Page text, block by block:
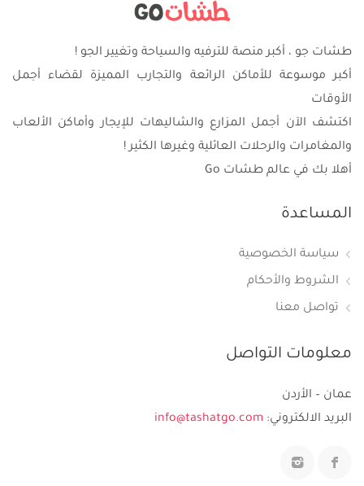
طشات جو ، أكبر منصة للترفيه والسياحة وتغيير الجو !
أكبر موسوعة للأماكن الرائعة والتجارب المميزة لقضاء أجمل
الأوقات
اكتشف الآن أجمل المزارع والشاليهات للإيجار وأماكن الألعاب
والمغامرات والرحلات العائلية وغيرها الكثير !
أهلا بك في عالم طشات Go
المساعدة
سياسة الخصوصية
الشروط والأحكام
تواصل معنا
معلومات التواصل
عمان – الأردن
البريد الالكتروني: info@tashatgo.com